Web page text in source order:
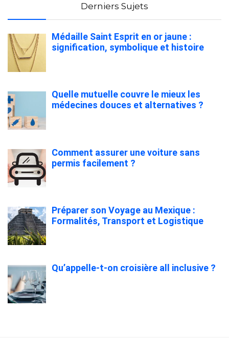
Derniers Sujets
Médaille Saint Esprit en or jaune :
signification, symbolique et histoire
Quelle mutuelle couvre le mieux les
médecines douces et alternatives ?
Comment assurer une voiture sans
permis facilement ?
Préparer son Voyage au Mexique :
Formalités, Transport et Logistique
Qu’appelle-t-on croisière all inclusive ?